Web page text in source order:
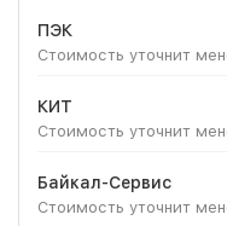
ПЭК
Стоимость уточнит
КИТ
Стоимость уточнит
Байкал-Сервис
Стоимость уточнит